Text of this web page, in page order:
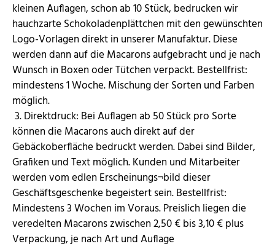
kleinen Auflagen, schon ab 10 Stück, bedrucken wir
hauchzarte Schokoladenplättchen mit den gewünschten
Logo-Vorlagen direkt in unserer Manufaktur. Diese
werden dann auf die Macarons aufgebracht und je nach
Wunsch in Boxen oder Tütchen verpackt. Bestellfrist:
mindestens 1 Woche. Mischung der Sorten und Farben
möglich.
3. Direktdruck: Bei Auflagen ab 50 Stück pro Sorte
können die Macarons auch direkt auf der
Gebäckoberfläche bedruckt werden. Dabei sind Bilder,
Grafiken und Text möglich. Kunden und Mitarbeiter
werden vom edlen Erscheinungs¬bild dieser
Geschäftsgeschenke begeistert sein. Bestellfrist:
Mindestens 3 Wochen im Voraus. Preislich liegen die
veredelten Macarons zwischen 2,50 € bis 3,10 € plus
Verpackung, je nach Art und Auflage